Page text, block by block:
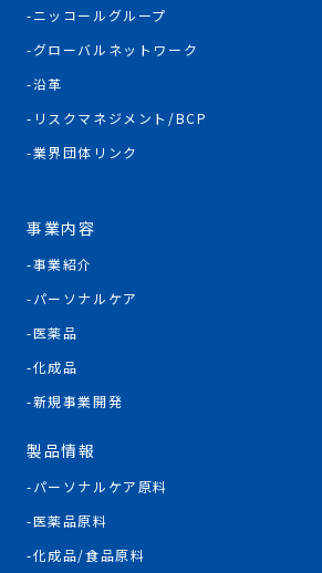
ニッコールグループ
グローバルネットワーク
沿革
リスクマネジメント/BCP
業界団体リンク
事業内容
事業紹介
パーソナルケア
医薬品
化成品
新規事業開発
製品情報
パーソナルケア原料
医薬品原料
化成品/食品原料